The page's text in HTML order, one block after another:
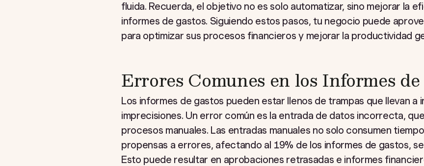
fluida. Recuerda, el objetivo no es solo automatizar, sino mejorar la
informes de gastos. Siguiendo estos pasos, tu negocio puede
para optimizar sus procesos financieros y mejorar la productividad
Errores Comunes en los Informes de
Los informes de gastos pueden estar llenos de trampas que llevan a
imprecisiones. Un error común es la entrada de datos incorrecta,
procesos manuales. Las entradas manuales no solo consumen
propensas a errores, afectando al 19% de los informes de gastos,
Esto puede resultar en aprobaciones retrasadas e informes